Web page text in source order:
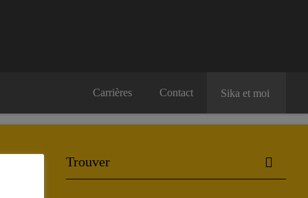
Carrières Contact Sika et moi